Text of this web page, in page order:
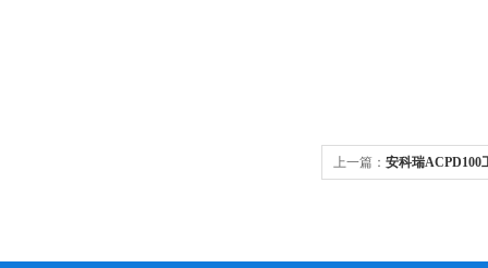
上一篇： 安科瑞ACPD100